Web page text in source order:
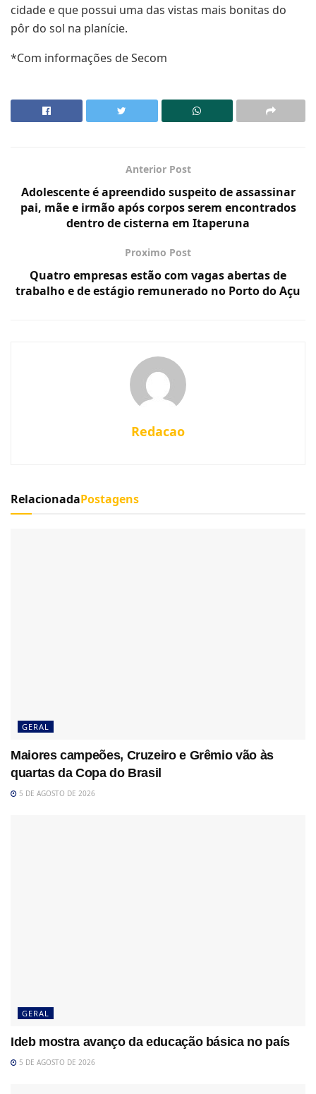
cidade e que possui uma das vistas mais bonitas do
pôr do sol na planície.
*Com informações de Secom
Anterior Post
Adolescente é apreendido suspeito de assassinar
pai, mãe e irmão após corpos serem encontrados
dentro de cisterna em Itaperuna
Proximo Post
Quatro empresas estão com vagas abertas de
trabalho e de estágio remunerado no Porto do Açu
Redacao
RelacionadaPostagens
GERAL
Maiores campeões, Cruzeiro e Grêmio vão às
quartas da Copa do Brasil
5 DE AGOSTO DE 2026
GERAL
Ideb mostra avanço da educação básica no país
5 DE AGOSTO DE 2026